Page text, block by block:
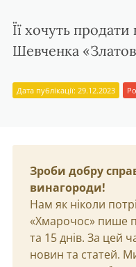
Її хочуть продати
Шевченка
Дата публікації: 29.12.2023
Зроби добру
винагороди!
Нам як ніколи
«Хмарочос» пише
та 15 днів. За цей
новин та статей.